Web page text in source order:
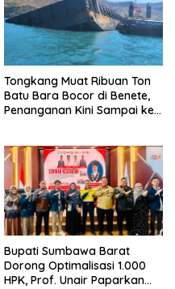
Tongkang Muat Ribuan Ton
Batu Bara Bocor di Benete,
Penanganan Kini Sampai ke
Bupati Sumbawa Barat
Dorong Optimalisasi 1.000
HPK, Prof. Unair Paparkan